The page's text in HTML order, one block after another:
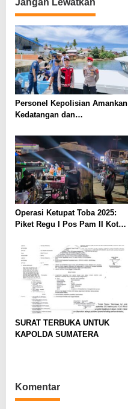
Jangan Lewatkan
Personel Kepolisian Amankan
Kedatangan dan
Pelabuhan Angin
Gunungsitoli dalam Operasi
Ketupat Toba 2025
Operasi Ketupat Toba 2025:
Piket Regu I Pos Pam II Kota
Malam, Ciptakan Situasi Aman
dan Kondusif
SURAT TERBUKA UNTUK
KAPOLDA SUMATERA
Komentar